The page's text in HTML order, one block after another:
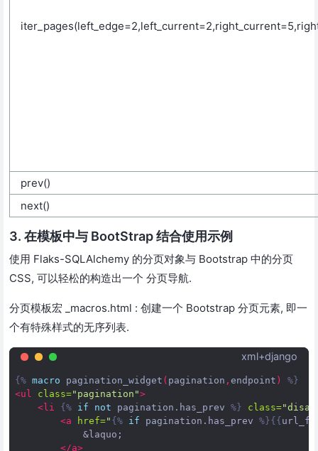
prev()
next()
3. 在模板中与 BootStrap 结合使用示例
使用 Flaks-SQLAlchemy 的分页对象与 Bootstrap 中的分页
CSS, 可以轻松的构造出一个 分页导航.
分页模板宏 _macros.html : 创建一个 Bootstrap 分页元素, 即一
个有特殊样式的无序列表.
xml+django
{% macro pagination_widget ( pagination , endpoint )
%}
<ul
class="pagination">
<li
{% if not pagination.has_prev %} class=
<a
href=" {% if pagination.has_prev %}{{
&laquo;
</a>